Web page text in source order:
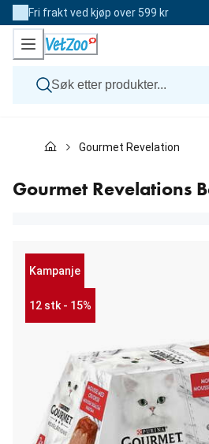
Skip
to
Content
Fri frakt ved kjøp over 599 kr
Katt
Andre dyr
Merker
Gourmet Revelations Beef
Gourmet Revelations
Kampanje
12 stk - 15%